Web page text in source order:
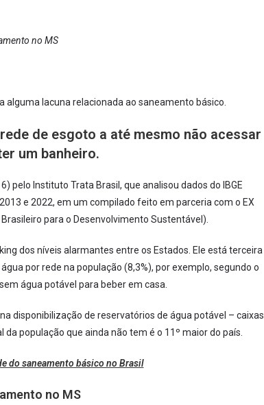
no MS
lacuna relacionada ao saneamento básico.
de esgoto a até mesmo não acessar
um banheiro.
Instituto Trata Brasil, que analisou dados do IBGE
e 2022, em um compilado feito em parceria com o EX
para o Desenvolvimento Sustentável).
dos níveis alarmantes entre os Estados. Ele está terceira
por rede na população (8,3%), por exemplo, segundo o
água potável para beber em casa.
disponibilização de reservatórios de água potável – caixas
população que ainda não tem é o 11º maior do país.
do saneamento básico no Brasil
no MS